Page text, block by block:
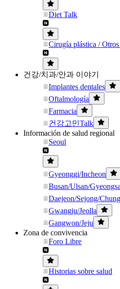
Diet Talk
Cirugía plástica /
건강/치과/안과 이야기
Implantes dentales
Oftalmología
Farmacia
건강고민Talk
Información de salud regional
Seoul
Gyeonggi/Incheon
Busan/Ulsan/
Daejeon/Sejong/
Gwangju/Jeolla
Gangwon/Jeju
Zona de convivencia
Foro Libre
Historias sobre salud